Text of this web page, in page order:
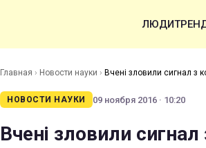
ЛЮДИ
Главная › Новости науки › Вчені зловили сигнал з
НОВОСТИ НАУКИ 09 ноября 2016 · 10:20
Вчені зловили